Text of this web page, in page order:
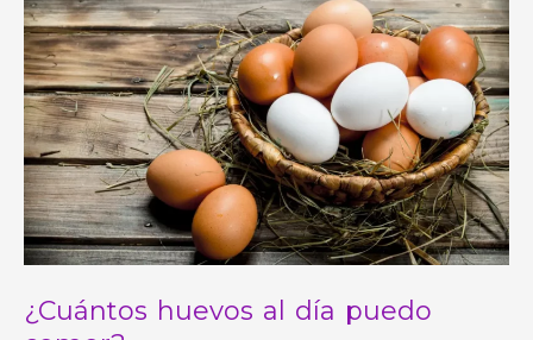
¿Cuántos huevos al día puedo
¿Cuántos
huevos
al
día
puedo
comer?